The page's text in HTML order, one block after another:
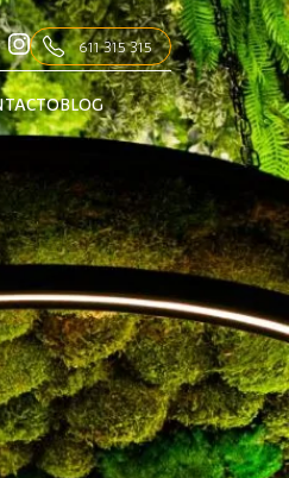
611 315 315
BLOG